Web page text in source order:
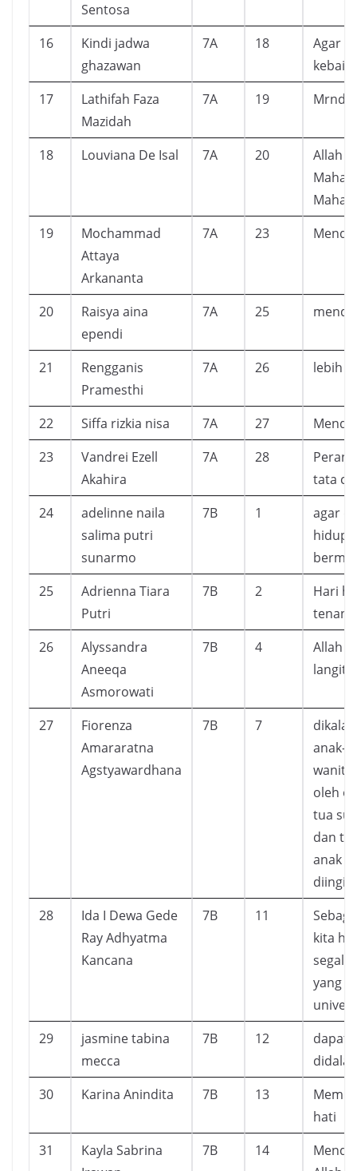
Sentosa
16
Kindi jadwa
ghazawan
7A 18
Agar
17
Lathifah Faza
Mazidah
7A 19
18 Louviana De Isal 7A 20
Allah
19
Mochammad
Attaya
Arkananta
7A 23
20
Raisya aina
ependi
7A 25
21
Rengganis
Pramesthi
7A 26 lebih
22 Siffa rizkia nisa 7A 27
23
Vandrei Ezell
Akahira
7A 28
tata
24
adelinne naila
salima putri
sunarmo
7B 1
agar
hidup
25
Adrienna Tiara
Putri
7B 2
Hari
26
Alyssandra
Aneeqa
Asmorowati
7B 4
Allah
langit
27
Fiorenza
Amararatna
Agstyawardhana
7B 7
anak-
oleh
tua
dan
anak
28
Ida I Dewa Gede
Ray Adhyatma
Kancana
7B 11
kita
segala
yang
29
jasmine tabina
mecca
7B 12
dapat
30
Karina Anindita 7B 13
hati
31
Kayla Sabrina
7B 14